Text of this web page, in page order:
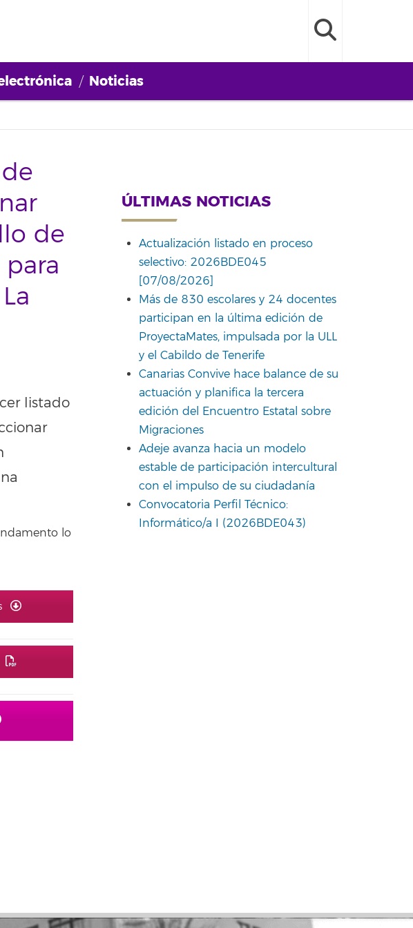
Noticias
de
listado
lo
ÚLTIMAS NOTICIAS
Actualización listado en proceso
selectivo: 2026BDE045
[07/08/2026]
Más de 830 escolares y 24 docentes
participan en la última edición de
ProyectaMates, impulsada por la ULL
y el Cabildo de Tenerife
Canarias Convive hace balance de su
actuación y planifica la tercera
edición del Encuentro Estatal sobre
Migraciones
Adeje avanza hacia un modelo
estable de participación intercultural
con el impulso de su ciudadanía
Convocatoria Perfil Técnico:
Informático/a I (2026BDE043)